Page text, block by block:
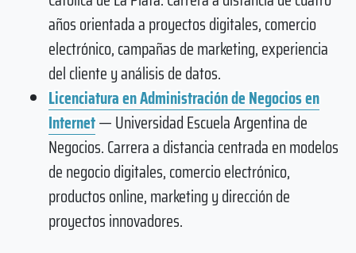
años orientada a proyectos digitales, comercio
electrónico, campañas de marketing, experiencia
del cliente y análisis de datos.
Licenciatura en Administración de Negocios en
Internet— Universidad Escuela Argentina de
Negocios. Carrera a distancia centrada en modelos
de negocio digitales, comercio electrónico,
productos online, marketing y dirección de
proyectos innovadores.